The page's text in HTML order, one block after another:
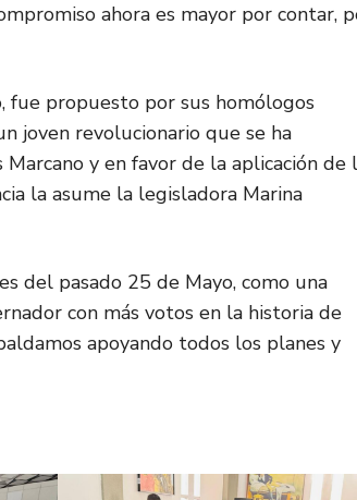
ahora es mayor por contar,
fue propuesto por sus homólogos
joven revolucionario que se ha
y en favor de la aplicación de
la asume la legisladora Marina
del pasado 25 de Mayo, como una
con más votos en la historia de
apoyando todos los planes y